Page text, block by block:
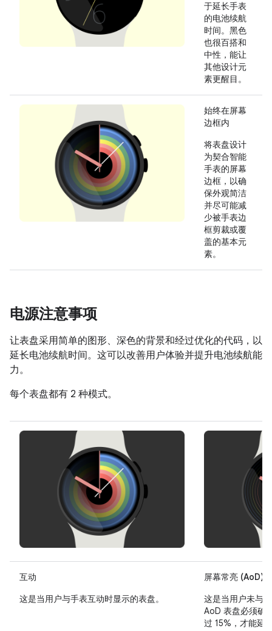
于延长手表
的电池续航
时间。黑色
也很百搭和
中性，能让
其他设计元
素更醒目。
始终在屏幕
边框内
将表盘设计
为契合智能
手表的屏幕
边框，以确
保外观简洁
并尽可能减
少被手表边
框剪裁或覆
盖的基本元
素。
电源注意事项
让表盘采用简单的图形、深色的背景和经过优化的代码，以
延长电池续航时间。这可以改善用户体验并提升电池续航能
力。
每个表盘都有 2 种模式。
互动
这是当用户与手表互动时显示的表盘。
屏幕常亮 (AoD)
这是当用户未与
AoD 表盘必须确
过 15%，才能延